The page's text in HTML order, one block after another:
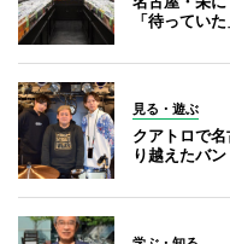
「待ってい
見る・遊ぶ
クアトロで
り越えたバ